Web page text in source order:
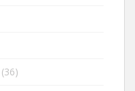
(36)